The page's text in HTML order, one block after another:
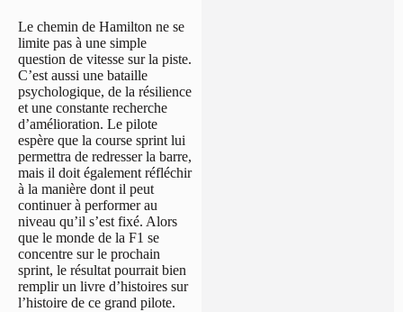
Le chemin de Hamilton ne se
limite pas à une simple
question de vitesse sur la piste.
C’est aussi une bataille
psychologique, de la résilience
et une constante recherche
d’amélioration. Le pilote
espère que la course sprint lui
permettra de redresser la barre,
mais il doit également réfléchir
à la manière dont il peut
continuer à performer au
niveau qu’il s’est fixé. Alors
que le monde de la F1 se
concentre sur le prochain
sprint, le résultat pourrait bien
remplir un livre d’histoires sur
l’histoire de ce grand pilote.